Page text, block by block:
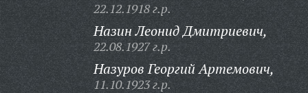
22.12.1918 г.р.
Назин Леонид Дмитриевич,
22.08.1927 г.р.
Назуров Георгий Артемович,
11.10.1923 г.р.